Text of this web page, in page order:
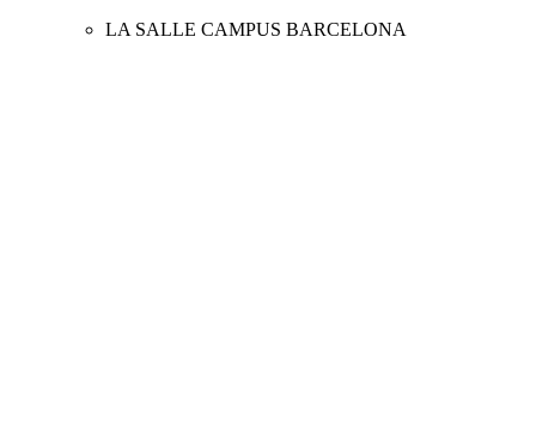
LA SALLE CAMPUS BARCELONA